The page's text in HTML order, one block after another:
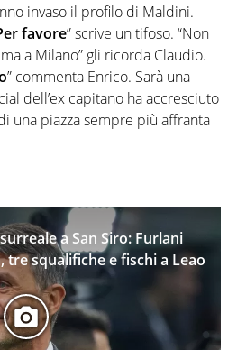
invaso il profilo di Maldini.
favore” scrive un tifoso. “Non
a Milano” gli ricorda Claudio.
” commenta Enrico. Sarà una
dell’ex capitano ha accresciuto
una piazza sempre più affranta
a San Siro: Furlani
squalifiche e fischi a Leao